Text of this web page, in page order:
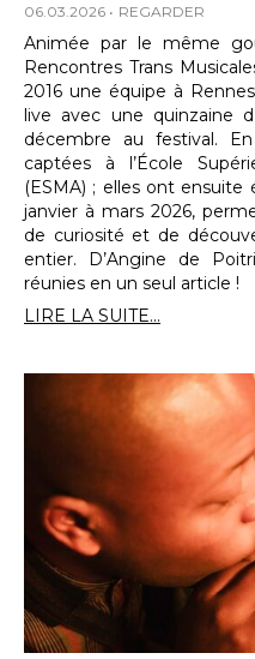
06.03.2026 REGARDER
Animée par le même
Rencontres Trans
2016 une équipe à
live avec une quinzaine
décembre au festival.
captées à l’École
(ESMA) ; elles ont
janvier à mars 2026,
de curiosité et de
entier. D’Angine de
réunies en un seul article !
LIRE LA SUITE...